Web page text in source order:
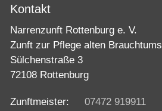
Kontakt
Narrenzunft Rottenburg e. V.
Zunft zur Pflege alten Brauchtums
Sülchenstraße 3
72108 Rottenburg
Zunftmeister:
07472 919911